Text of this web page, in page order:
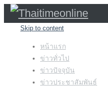
Skip to content
หน้าแรก
ข่าวทั่วไป
ข่าวปัจจุบัน
ข่าวประชาสัมพันธ์